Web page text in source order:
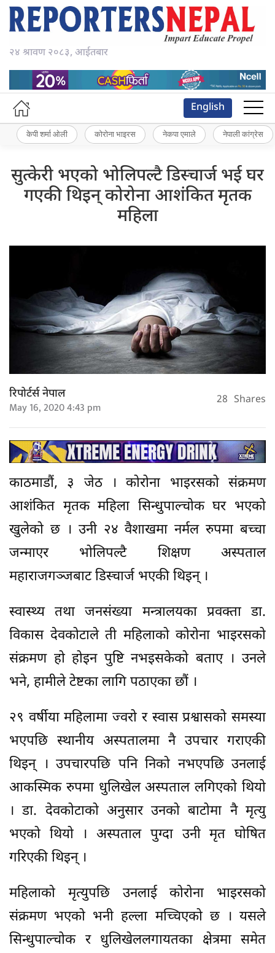
२४ श्रावण २०८३, आईतबार
English
केपी शर्मा ओली कोरोना भाइरस नेकपा एमाले नेपाली कांग्रेस
सुत्केरी भएको भोलिपल्टै डिस्चार्ज भई घर
गएकी थिइन् कोरोना आशंकित मृतक
महिला
रिपोर्टर्स नेपाल
May 16, 2020 4:43 pm 28 Shares
काठमाडौं, ३ जेठ । कोरोना भाइरसको संक्रमण
आशंकित मृतक महिला सिन्धुपाल्चोक घर भएको
खुलेको छ । उनी २४ वैशाखमा नर्मल रुपमा बच्चा
जन्माएर भोलिपल्टै शिक्षण अस्पताल
महाराजगञ्जबाट डिस्चार्ज भएकी थिइन् ।
स्वास्थ्य तथा जनसंख्या मन्त्रालयका प्रवक्ता डा.
विकास देवकोटाले ती महिलाको कोरोना भाइरसको
संक्रमण हो होइन पुष्टि नभइसकेको बताए । उनले
भने, हामीले टेष्टका लागि पठाएका छौं ।
२९ वर्षीया महिलामा ज्वरो र स्वास प्रश्वासको समस्या
भएपछि स्थानीय अस्पतालमा नै उपचार गराएकी
थिइन् । उपचारपछि पनि निको नभएपछि उनलाई
आकस्मिक रुपमा धुलिखेल अस्पताल लगिएको थियो
। डा. देवकोटाको अनुसार उनको बाटोमा नै मृत्यु
भएको थियो । अस्पताल पुग्दा उनी मृत घोषित
गरिएकी थिइन् ।
महिलाको मृत्युपछि उनलाई कोरोना भाइरसको
संक्रमण भएको भनी हल्ला मच्चिएको छ । यसले
सिन्धुपाल्चोक र धुलिखेललगायतका क्षेत्रमा समेत